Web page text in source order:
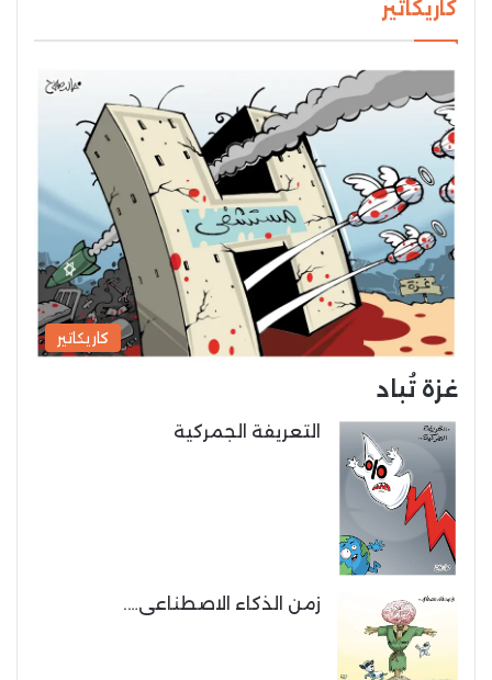
كاريكاتير
كاريكاتير
غزة تُباد
التعريفة الجمركية
زمن الذكاء الاصطناعى….